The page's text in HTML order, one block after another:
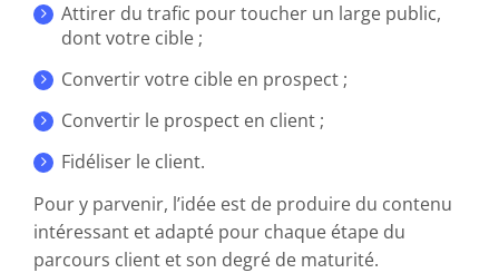
Attirer du trafic pour toucher un large public,
dont votre cible ;
Convertir votre cible en prospect ;
Convertir le prospect en client ;
Fidéliser le client.
Pour y parvenir, l’idée est de produire du contenu
intéressant et adapté pour chaque étape du
parcours client et son degré de maturité.